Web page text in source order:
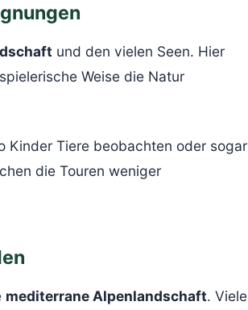
und den vielen Seen. Hier
Weise die Natur
Kinder Tiere beobachten oder sogar
die Touren weniger
mediterrane Alpenlandschaft. Viele